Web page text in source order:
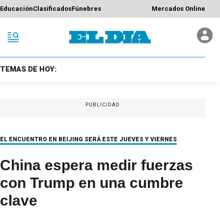
EducaciónClasificadosFúnebres Mercados Online
TEMAS DE HOY:
PUBLICIDAD
EL ENCUENTRO EN BEIJING SERÁ ESTE JUEVES Y VIERNES
China espera medir fuerzas
con Trump en una cumbre
clave